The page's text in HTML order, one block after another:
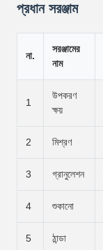
প্রধান সরঞ্জাম
না.
সরঞ্জামের
নাম
1
উপকরণ
ক্ষয়
2 মিশ্রণ
3 গ্রানুলেশন
4 শুকানো
5 ঠান্ডা